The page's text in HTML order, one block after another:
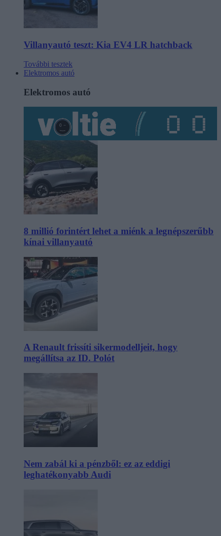
Villanyautó teszt: Kia EV4 LR hatchback
További tesztek
Elektromos autó
Elektromos autó
8 millió forintért lehet a miénk a legnépszerűbb
kínai villanyautó
A Renault frissíti sikermodelljeit, hogy
megállítsa az ID. Polót
Nem zabál ki a pénzből: ez az eddigi
leghatékonyabb Audi